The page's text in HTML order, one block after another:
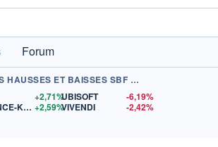
Forum
+ FORTES HAUSSES ET BAISSES SBF 120
+2,71%
AIR FRANCE-KLM +2,59%
UBISOFT
-6,19%
VIVENDI
-2,42%